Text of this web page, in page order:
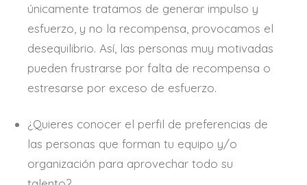
únicamente tratamos de generar impulso y
esfuerzo, y no la recompensa, provocamos el
desequilibrio. Así, las personas muy motivadas
pueden frustrarse por falta de recompensa o
estresarse por exceso de esfuerzo.
¿Quieres conocer el perfil de preferencias de
las personas que forman tu equipo y/o
organización para aprovechar todo su